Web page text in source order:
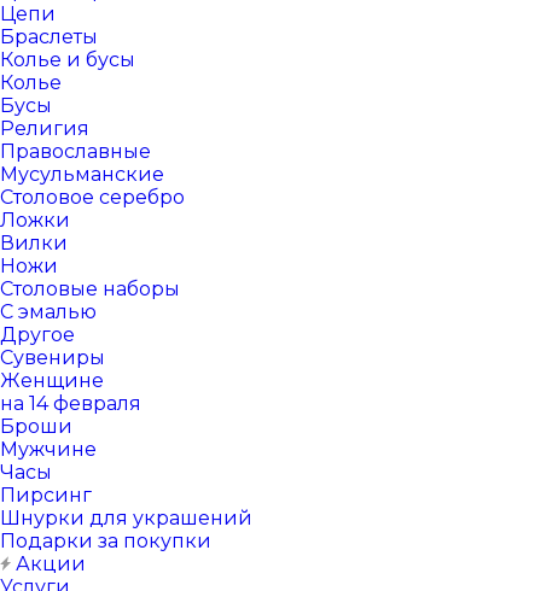
Цепи
Браслеты
Колье и бусы
Колье
Бусы
Религия
Православные
Мусульманские
Столовое серебро
Ложки
Вилки
Ножи
Столовые наборы
С эмалью
Другое
Сувениры
Женщине
на 14 февраля
Броши
Мужчине
Часы
Пирсинг
Шнурки для украшений
Подарки за покупки
Акции